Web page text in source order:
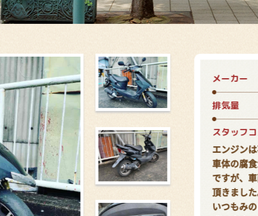
メーカー
排気量
スタッフ
エンジン
車体の腐
ですが、
頂きました
いつもみ